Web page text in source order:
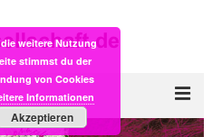
weitere Nutzung
stimmst du der
von Cookies
Informationen
Akzeptieren